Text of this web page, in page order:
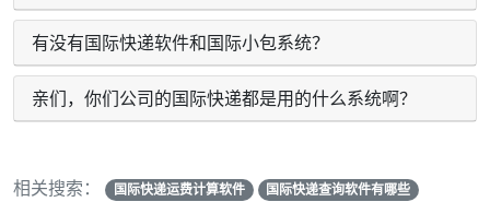
有没有国际快递软件和国际小包系统？
亲们，你们公司的国际快递都是用的什么系统啊？
相关搜索： 国际快递运费计算软件
国际快递查询软件有哪些